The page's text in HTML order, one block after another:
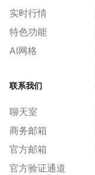
实时行情
特色功能
AI网格
联系我们
聊天室
商务邮箱
官方邮箱
官方验证通道